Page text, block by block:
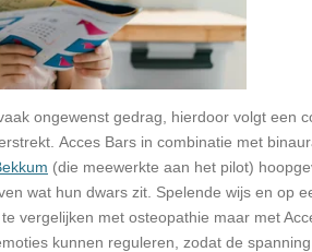
ongewenst gedrag, hierdoor volgt een
Acces Bars in combinatie met
(die meewerkte aan het pilot)
wat hun dwars zit. Spelende wijs en op
vergelijken met osteopathie maar met
kunnen reguleren, zodat de